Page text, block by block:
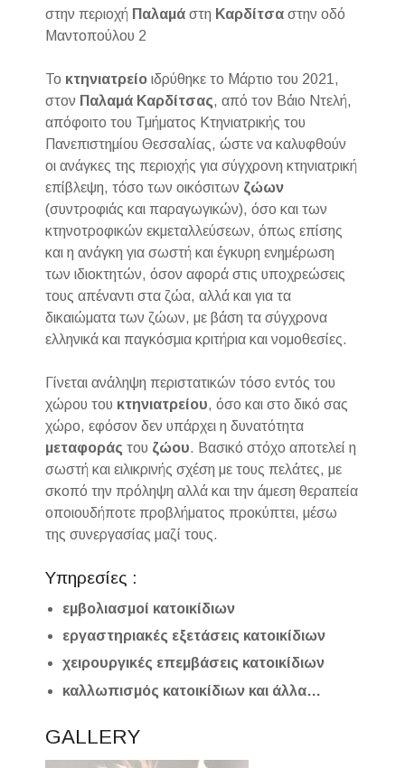
στην περιοχή Παλαμά στη Καρδίτσα στην οδό
Μαντοπούλου 2
Το κτηνιατρείο ιδρύθηκε το Μάρτιο του 2021,
στον Παλαμά Καρδίτσας, από τον Βάιο Ντελή,
απόφοιτο του Τμήματος Κτηνιατρικής του
Πανεπιστημίου Θεσσαλίας, ώστε να καλυφθούν
οι ανάγκες της περιοχής για σύγχρονη κτηνιατρική
επίβλεψη, τόσο των οικόσιτων ζώων
(συντροφιάς και παραγωγικών), όσο και των
κτηνοτροφικών εκμεταλλεύσεων, όπως επίσης
και η ανάγκη για σωστή και έγκυρη ενημέρωση
των ιδιοκτητών, όσον αφορά στις υποχρεώσεις
τους απέναντι στα ζώα, αλλά και για τα
δικαιώματα των ζώων, με βάση τα σύγχρονα
ελληνικά και παγκόσμια κριτήρια και νομοθεσίες.
Γίνεται ανάληψη περιστατικών τόσο εντός του
χώρου του κτηνιατρείου, όσο και στο δικό σας
χώρο, εφόσον δεν υπάρχει η δυνατότητα
μεταφοράς του ζώου. Βασικό στόχο αποτελεί η
σωστή και ειλικρινής σχέση με τους πελάτες, με
σκοπό την πρόληψη αλλά και την άμεση θεραπεία
οποιουδήποτε προβλήματος προκύπτει, μέσω
της συνεργασίας μαζί τους.
Υπηρεσίες :
εμβολιασμοί κατοικίδιων
εργαστηριακές εξετάσεις κατοικίδιων
χειρουργικές επεμβάσεις κατοικίδιων
καλλωπισμός κατοικίδιων και άλλα…
GALLERY